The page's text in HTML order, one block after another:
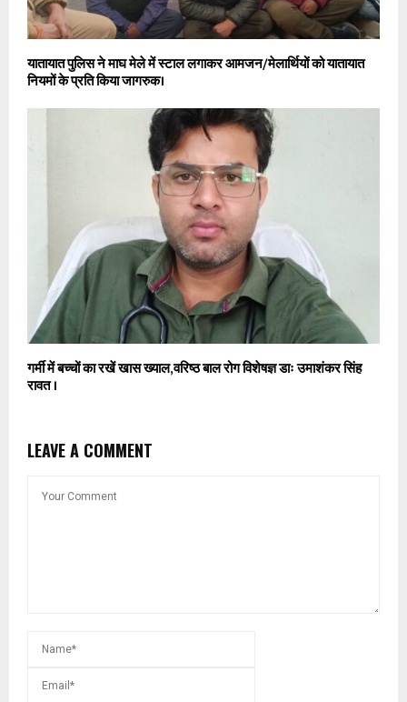
यातायात पुलिस ने माघ मेले में स्टाल लगाकर आमजन/मेलार्थियों को यातायात
नियमों के प्रति किया जागरुक।
गर्मी में बच्चों का रखें खास ख्याल,वरिष्ठ बाल रोग विशेषज्ञ डाः उमाशंकर सिंह
रावत ।
LEAVE A COMMENT